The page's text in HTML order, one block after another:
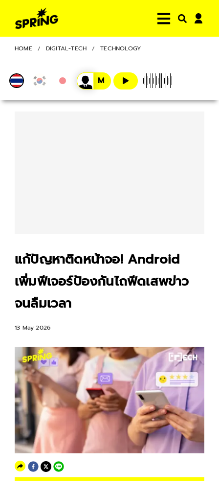
HOME DIGITAL-TECH TECHNOLOGY
แก้ปัญหาติดหน้าจอ! Android
เพิ่มฟีเจอร์ป้องกันไถฟีดเสพข่าว
จนลืมเวลา
13 May 2026